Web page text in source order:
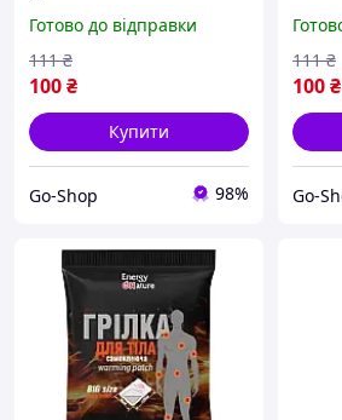
Готово до відправки
100₴
111 ₴
Купити
Go-Shop 98%
100₴
111 ₴
Go-